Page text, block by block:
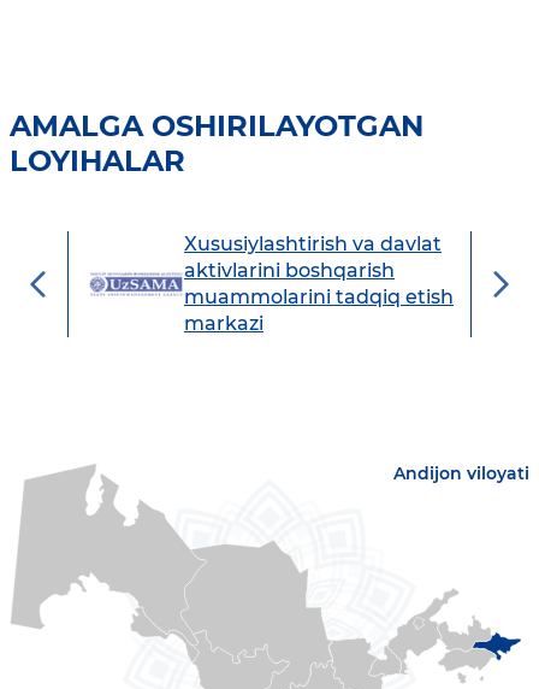
AMALGA OSHIRILAYOTGAN
LOYIHALAR
Xususiylashtirish va davlat
aktivlarini boshqarish
muammolarini tadqiq etish
markazi
Andijon viloyati